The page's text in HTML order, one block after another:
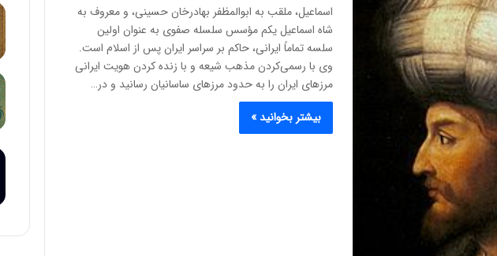
اسماعیل، ملقب به ابوالمظفر بهادرخان حسینی، و معروف به
شاه اسماعیل یکم مؤسس سلسله صفوی به عنوان اولین
سلسه تماماً ایرانی، حاکم بر سراسر ایران پس از اسلام است.
وی با رسمی‌کردن مذهب شیعه و با زنده کردن هویت ایرانی
مرزهای ایران را به حدود مرزهای ساسانیان رسانید و در…
بیشتر بخوانید »